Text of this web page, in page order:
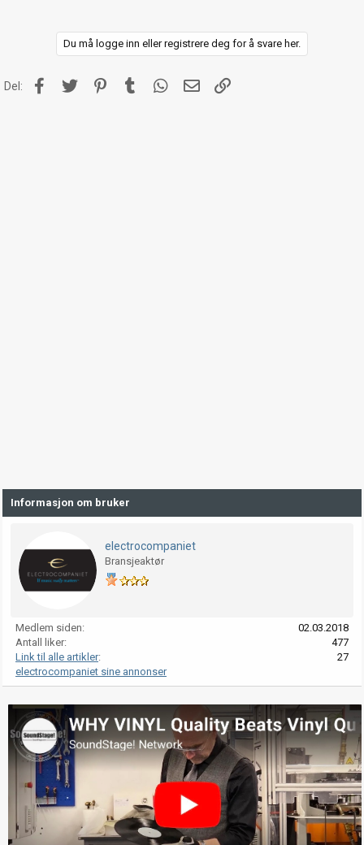
Du må logge inn eller registrere deg for å svare her.
Del: Facebook
Twitter PinterestTumblr WhatsApp
E-postLink
Informasjon om bruker
electrocompaniet
Bransjeaktør
Medlem siden
02.03.2018
Antall liker
477
Link til alle artikler
27
electrocompaniet sine annonser